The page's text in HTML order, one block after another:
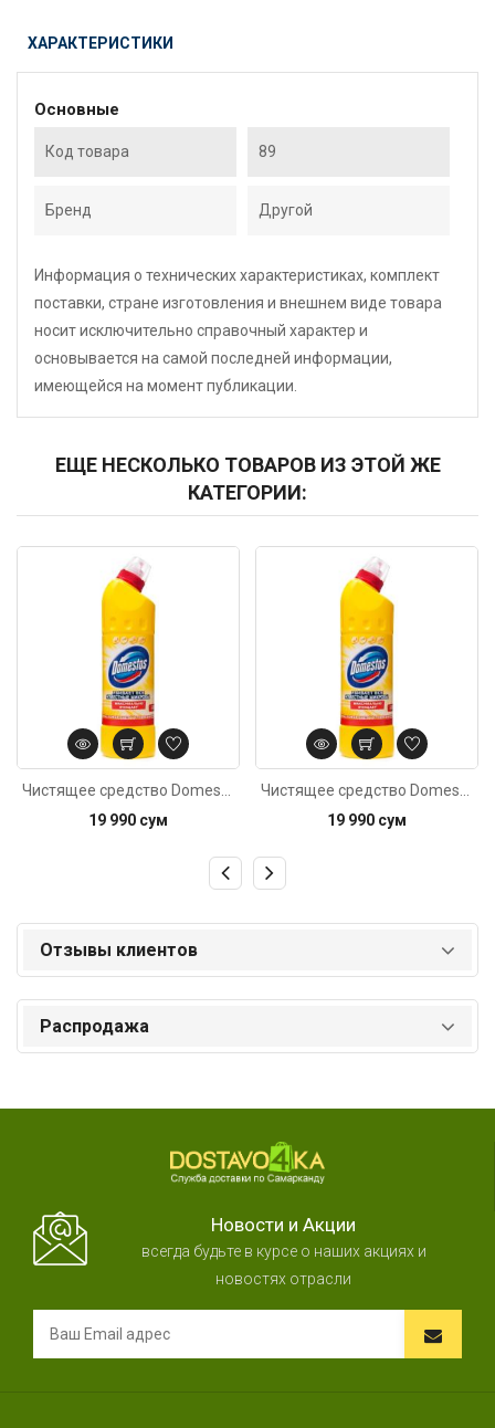
ХАРАКТЕРИСТИКИ
Основные
Код товара 89
Бренд Другой
Информация о технических характеристиках, комплект
поставки, стране изготовления и внешнем виде товара
носит исключительно справочный характер и
основывается на самой последней информации,
имеющейся на момент публикации.
ЕЩЕ НЕСКОЛЬКО ТОВАРОВ ИЗ ЭТОЙ ЖЕ
КАТЕГОРИИ:
19 990 сум
19 990 сум
Отзывы клиентов
Распродажа
Новости и Акции
всегда будьте в курсе о наших акциях и
новостях отрасли